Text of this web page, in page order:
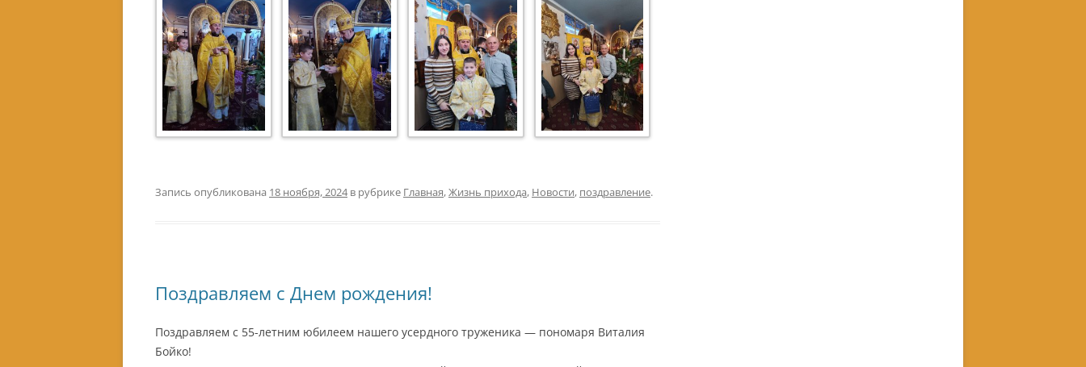
Запись опубликована 18 ноября, 2024в рубрике Главная,Жизнь прихода, Новости, поздравление.
Поздравляем с Днем рождения!
Поздравляем с 55-летним юбилеем нашего усердного труженика — пономаря Виталия
Бойко!